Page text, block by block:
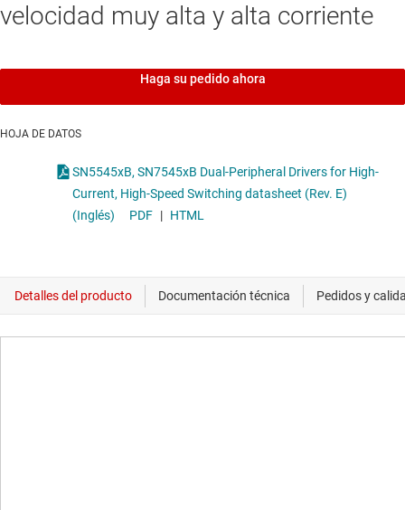
velocidad muy alta y alta corriente
Haga su pedido ahora
HOJA DE DATOS
SN5545xB, SN7545xB Dual-Peripheral Drivers for High-
Current, High-Speed Switching datasheet (Rev. E)
(Inglés)
PDF | HTML